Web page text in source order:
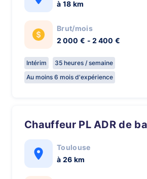
à 18 km
Brut/mois
2 000 € - 2 400 €
Intérim
35 heures / semaine
Au moins 6 mois d'expérience
Chauffeur PL ADR de
Toulouse
à 26 km